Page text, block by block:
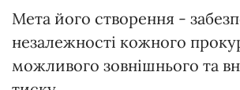
Мета його створення -
незалежності кожного
можливого зовнішнього та